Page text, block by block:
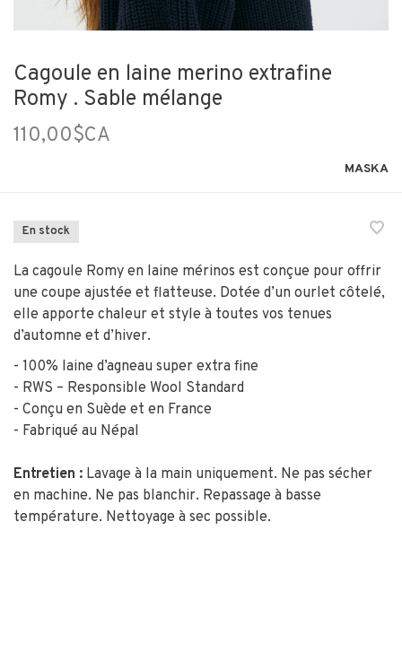
Cagoule en laine merino extrafine
Romy . Sable mélange
110,00$CA
MASKA
En stock
La cagoule Romy en laine mérinos est conçue pour offrir
une coupe ajustée et flatteuse. Dotée d’un ourlet côtelé,
elle apporte chaleur et style à toutes vos tenues
d’automne et d’hiver.
- 100% laine d’agneau super extra fine
- RWS – Responsible Wool Standard
- Conçu en Suède et en France
- Fabriqué au Népal
Entretien : Lavage à la main uniquement. Ne pas sécher
en machine. Ne pas blanchir. Repassage à basse
température. Nettoyage à sec possible.